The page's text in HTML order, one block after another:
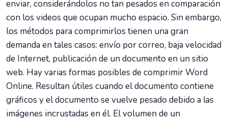
enviar, considerándolos no tan pesados en comparación
con los videos que ocupan mucho espacio. Sin embargo,
los métodos para comprimirlos tienen una gran
demanda en tales casos: envío por correo, baja velocidad
de Internet, publicación de un documento en un sitio
web. Hay varias formas posibles de comprimir Word
Online. Resultan útiles cuando el documento contiene
gráficos y el documento se vuelve pesado debido a las
imágenes incrustadas en él. El volumen de un